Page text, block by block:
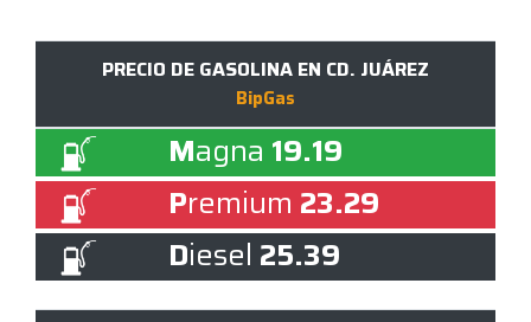
PRECIO DE GASOLINA EN CD. JUÁREZ
BipGas
Magna 19.19
Premium 23.29
Diesel 25.39